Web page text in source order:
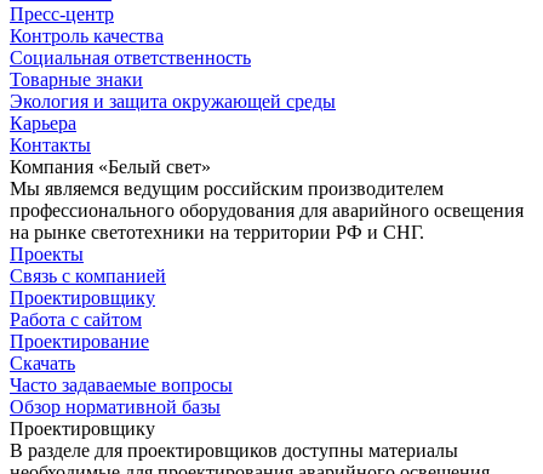
Пресс-центр
Контроль качества
Социальная ответственность
Товарные знаки
Экология и защита окружающей среды
Карьера
Контакты
Компания «Белый свет»
Мы являемся ведущим российским производителем
профессионального оборудования для аварийного освещения
на рынке светотехники на территории РФ и СНГ.
Проекты
Связь с компанией
Проектировщику
Работа с сайтом
Проектирование
Скачать
Часто задаваемые вопросы
Обзор нормативной базы
Проектировщику
В разделе для проектировщиков доступны материалы